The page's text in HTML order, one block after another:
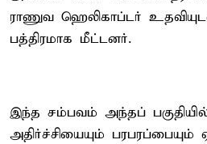
ராணுவ ஹெலிகாப்டர்
பத்திரமாக மீட்டனர்.
இந்த சம்பவம் அந்தப்
அதிர்ச்சியையும் பரபரப்பையும்